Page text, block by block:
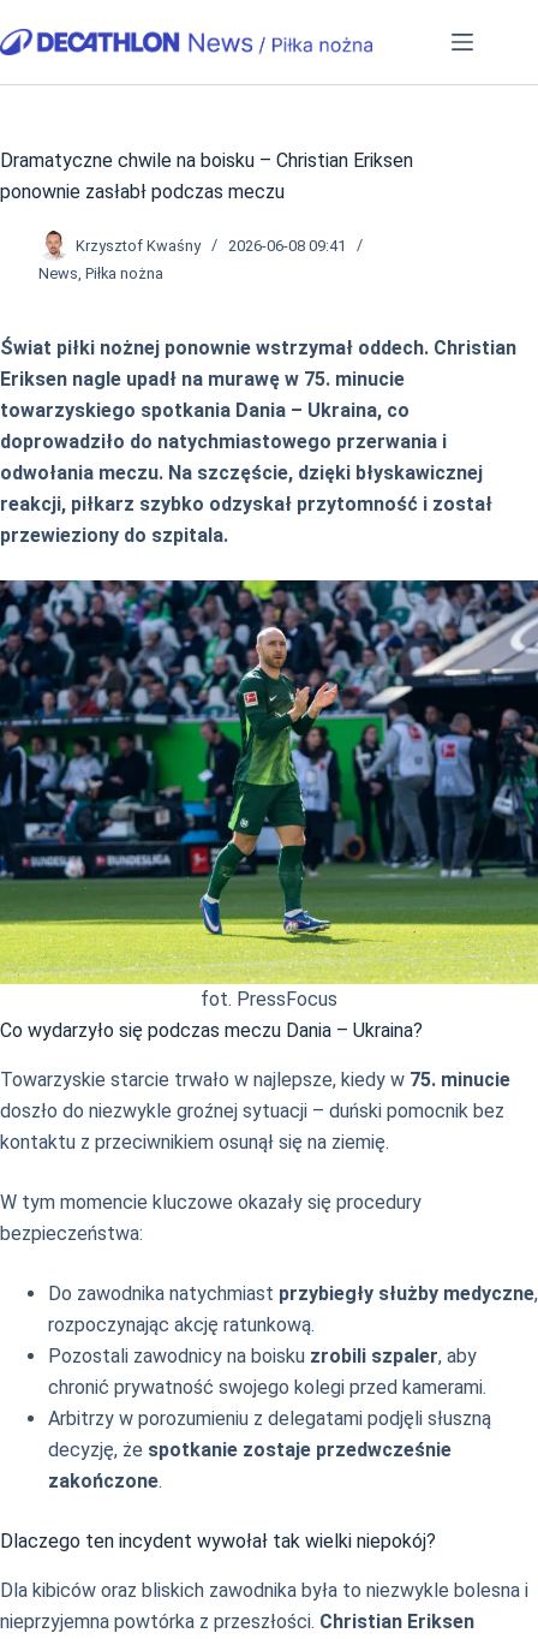
do
Dramatyczne chwile na boisku – Christian Eriksen
ponownie zasłabł podczas meczu
Krzysztof Kwaśny
2026-06-08 09:41
News, Piłka nożna
Świat piłki nożnej ponownie wstrzymał oddech. Christian
Eriksen nagle upadł na murawę w 75. minucie
towarzyskiego spotkania Dania – Ukraina, co
doprowadziło do natychmiastowego przerwania i
odwołania meczu. Na szczęście, dzięki błyskawicznej
reakcji, piłkarz szybko odzyskał przytomność i został
przewieziony do szpitala.
fot. PressFocus
Co wydarzyło się podczas meczu Dania – Ukraina?
Towarzyskie starcie trwało w najlepsze, kiedy w 75. minucie
doszło do niezwykle groźnej sytuacji – duński pomocnik bez
kontaktu z przeciwnikiem osunął się na ziemię.
W tym momencie kluczowe okazały się procedury
bezpieczeństwa:
Do zawodnika natychmiast przybiegły służby medyczne,
rozpoczynając akcję ratunkową.
Pozostali zawodnicy na boisku zrobili szpaler, aby
chronić prywatność swojego kolegi przed kamerami.
Arbitrzy w porozumieniu z delegatami podjęli słuszną
decyzję, że spotkanie zostaje przedwcześnie
zakończone.
Dlaczego ten incydent wywołał tak wielki niepokój?
Dla kibiców oraz bliskich zawodnika była to niezwykle bolesna i
nieprzyjemna powtórka z przeszłości. Christian Eriksen